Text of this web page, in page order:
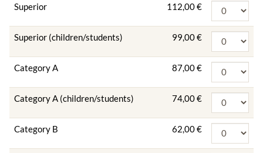
Superior 112,00 €
Superior (children/students) 99,00 €
Category A 87,00 €
Category A (children/students) 74,00 €
Category B 62,00 €